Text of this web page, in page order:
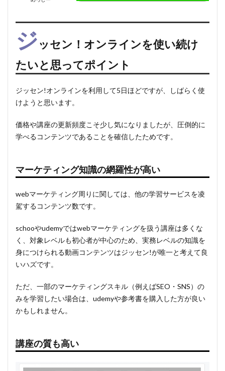
ジッセン！オンラインを使い続け
たいと思ってポイント
ジッセン!オンラインを利用して5日ほどですが、しばらく使
けようと思います。
価格や講座の更新頻度こそ少し気になりましたが、 圧倒的に
学べるコンテンツであることを確信したためです。
マーケティング知識の網羅性が高い
webマーケティング周りに関しては、 他の学習サービスを凌
駕するコンテンツ数です。
schooやudemyではwebマーケティングを扱う講座は多くな
く、対象レベルも初心者が中心のため、実務レベルの知識を
身につけられる動画コンテンツはジッセン!が唯一と考えて良
いハズです。
ただ、 一部のマーケティングスキル（例えばSEO・SNS） の
みを学習したい場合は、udemyや参考書を購入した方が良い
かもしれません。
講座の質も高い